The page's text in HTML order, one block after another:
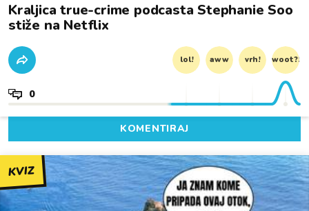
Kraljica true-crime podcasta Stephanie Soo
stiže na Netflix
lol! aww vrh! woot?!
0
KOMENTIRAJ
KVIZ